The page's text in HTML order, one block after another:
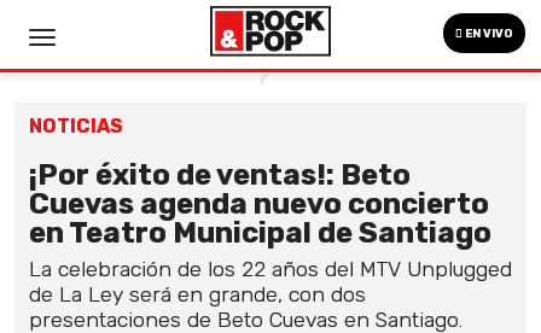
EN VIVO
NOTICIAS
¡Por éxito de ventas!: Beto
Cuevas agenda nuevo concierto
en Teatro Municipal de Santiago
La celebración de los 22 años del MTV Unplugged
de La Ley será en grande, con dos
presentaciones de Beto Cuevas en Santiago.